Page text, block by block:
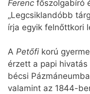
Ferenc főszolgabíró
„Legcsiklandóbb
írja egyik felnőttkori
A Petőfi korú
érzett a papi
bécsi
valamint az 1844-